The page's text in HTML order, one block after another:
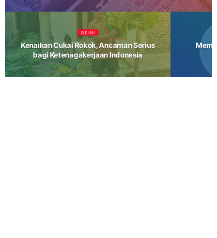
OPINI
Kenaikan Cukai Rokok, Ancaman Serius
bagi Ketenagakerjaan Indonesia